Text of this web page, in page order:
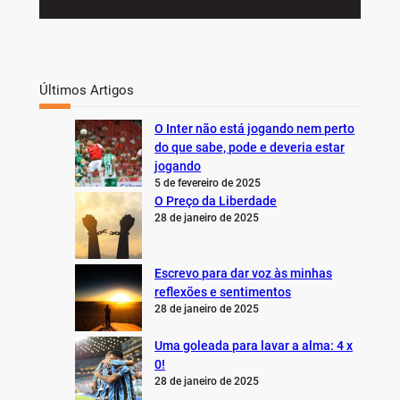
Últimos Artigos
O Inter não está jogando nem perto
do que sabe, pode e deveria estar
jogando
5 de fevereiro de 2025
O Preço da Liberdade
28 de janeiro de 2025
Escrevo para dar voz às minhas
reflexões e sentimentos
28 de janeiro de 2025
Uma goleada para lavar a alma: 4 x
0!
28 de janeiro de 2025